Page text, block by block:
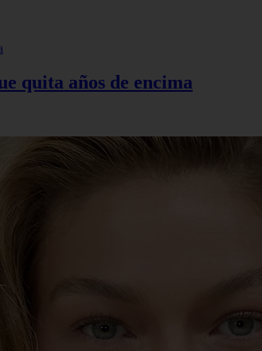
quita años de encima